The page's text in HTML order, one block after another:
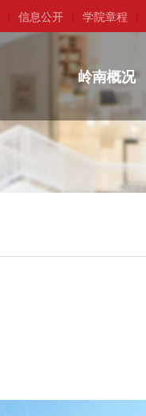
| 信息公开 | 学院章程 |
岭南概况